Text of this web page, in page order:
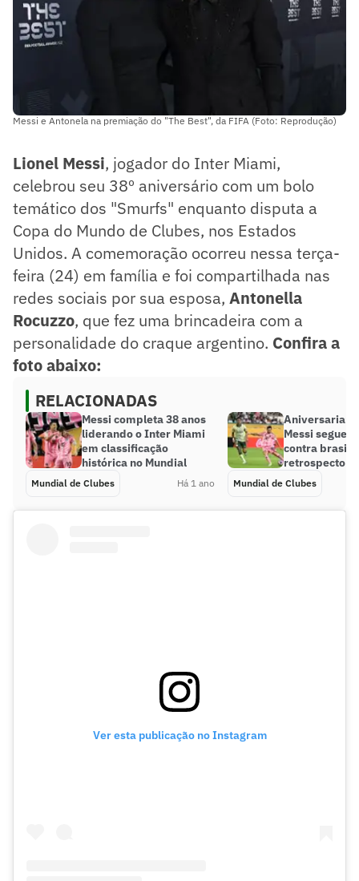
Messi e Antonela na premiação do "The Best", da FIFA (Foto: Reprodução)
Lionel Messi, jogador do Inter Miami,
celebrou seu 38º aniversário com um bolo
temático dos "Smurfs" enquanto disputa a
Copa do Mundo de Clubes, nos Estados
Unidos. A comemoração ocorreu nessa terça-
feira (24) em família e foi compartilhada nas
redes sociais por sua esposa, Antonella
Rocuzzo, que fez uma brincadeira com a
personalidade do craque argentino. Confira a
foto abaixo:
RELACIONADAS
Messi completa 38 anos
liderando o Inter Miami
em classificação
histórica no Mundial
Mundial de Clubes Há 1 ano
Messi segue
contra
retrospecto
Mundial de Clubes
Ver esta publicação no Instagram